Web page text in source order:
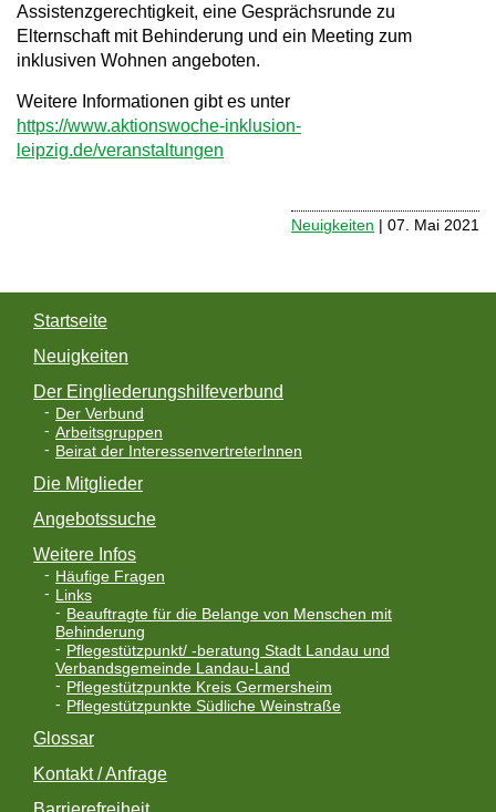
Assistenzgerechtigkeit, eine Gesprächsrunde zu
Elternschaft mit Behinderung und ein Meeting zum
inklusiven Wohnen angeboten.
Weitere Informationen gibt es unter
https://www.aktionswoche-inklusion-
leipzig.de/veranstaltungen
Neuigkeiten | 07. Mai 2021
Startseite
Neuigkeiten
Der Eingliederungshilfeverbund
Der Verbund
Arbeitsgruppen
Beirat der InteressenvertreterInnen
Die Mitglieder
Angebotssuche
Weitere Infos
Häufige Fragen
Links
Beauftragte für die Belange von Menschen mit
Behinderung
Pflegestützpunkt/ -beratung Stadt Landau und
Verbandsgemeinde Landau-Land
Pflegestützpunkte Kreis Germersheim
Pflegestützpunkte Südliche Weinstraße
Glossar
Kontakt / Anfrage